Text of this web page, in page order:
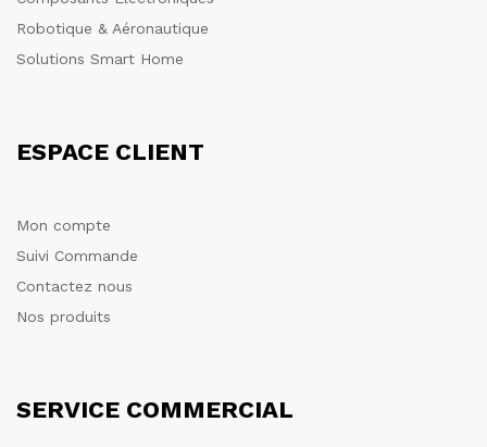
Robotique & Aéronautique
Solutions Smart Home
ESPACE CLIENT
Mon compte
Suivi Commande
Contactez nous
Nos produits
SERVICE COMMERCIAL